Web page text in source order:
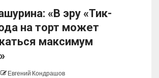
«В эру «Тик-
на торт может
максимум
Евгений Кондрашов